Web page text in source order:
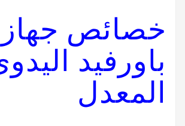
خصائص جهاز
باورفيد
المعدل